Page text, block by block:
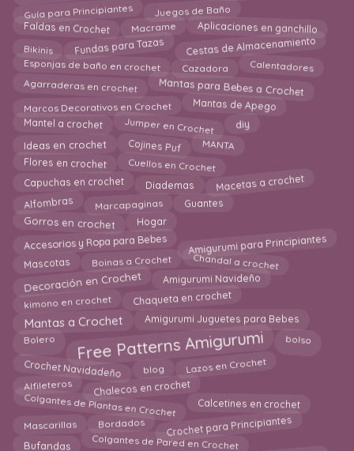
Guía para Principiantes Juegos de Baño
Faldas en Crochet Macrame Aplicaciones en ganchillo
Bikinis Fundas para Tazas Cestas de Almacenamiento
Esponjas de baño en crochet Cazadora Calentadores
Agarraderas en crochet Mantas para Bebes a Crochet
Marcos Decorativos en Crochet Mantas de Apego
Mantel a crochet Jumper en Crochet diy
Ideas en crochet Cojines Puf MANTA
Flores en crochet Cuellos en Crochet
Capuchas en crochet Diademas Macetas a crochet
Alfombras Marcapaginas Guantes
Gorros en crochet Hogar
Accesorios y Ropa para Bebes Amigurumi para Principiantes
Mascotas Boinas a Crochet Chandal a crochet
Decoración en Crochet Amigurumi Navideño
kimono en crochet Chaqueta en crochet
Mantas a Crochet Amigurumi Juguetes para Bebes
Bolero Free Patterns Amigurumi bolso
Crochet Navidadeño blog Lazos en Crochet
Alfileteros Chalecos en crochet
Colgantes de Plantas en Crochet Calcetines en crochet
Mascarillas Bordados Crochet para Principiantes
Bufandas Colgantes de Pared en Crochet